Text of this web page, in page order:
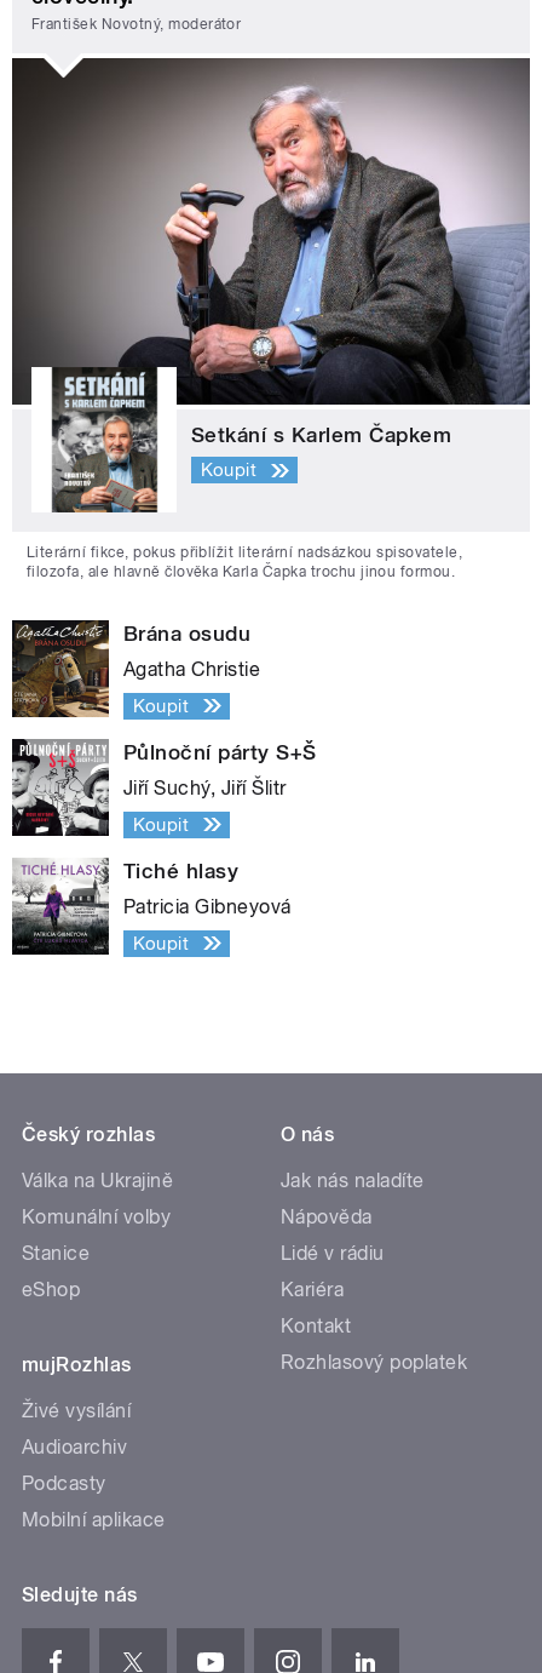
František Novotný, moderátor
Setkání s Karlem Čapkem
Koupit
Literární fikce, pokus přiblížit literární nadsázkou spisovatele,
filozofa, ale hlavně člověka Karla Čapka trochu jinou formou.
Brána osudu
Agatha Christie
Koupit
Půlnoční párty S+Š
Jiří Suchý, Jiří Šlitr
Koupit
Tiché hlasy
Patricia Gibneyová
Koupit
Český rozhlas
Válka na Ukrajině
Komunální volby
Stanice
eShop
mujRozhlas
Živé vysílání
Audioarchiv
Podcasty
Mobilní aplikace
O nás
Jak nás naladíte
Nápověda
Lidé v rádiu
Kariéra
Kontakt
Rozhlasový poplatek
Sledujte nás